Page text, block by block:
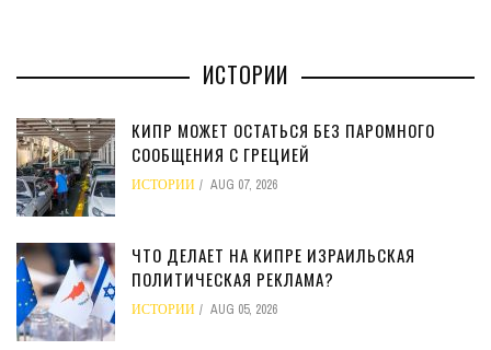
ИСТОРИИ
КИПР МОЖЕТ ОСТАТЬСЯ БЕЗ ПАРОМНОГО
СООБЩЕНИЯ С ГРЕЦИЕЙ
ИСТОРИИ AUG 07, 2026
ЧТО ДЕЛАЕТ НА КИПРЕ ИЗРАИЛЬСКАЯ
ПОЛИТИЧЕСКАЯ РЕКЛАМА?
ИСТОРИИ AUG 05, 2026